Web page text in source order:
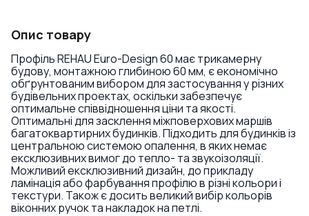
Опис товару
Профіль REHAU Euro-Design 60 має трикамерну
будову, монтажною глибиною 60 мм, є економічно
обґрунтованим вибором для застосування у різних
будівельних проектах, оскільки забезпечує
оптимальне співвідношення ціни та якості.
Оптимальні для засклення міжповерхових маршів
багатоквартирних будинків. Підходить для будинків із
центральною системою опалення, в яких немає
ексклюзивних вимог до тепло- та звукоізоляції.
Можливий ексклюзивний дизайн, до прикладу
ламінація або фарбування профілю в різні кольори і
текстури. Також є досить великий вибір кольорів
віконних ручок та накладок на петлі.